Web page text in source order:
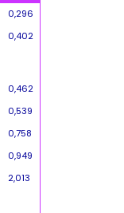
0,296
0,402
0,462
0,539
0,758
0,949
2,013